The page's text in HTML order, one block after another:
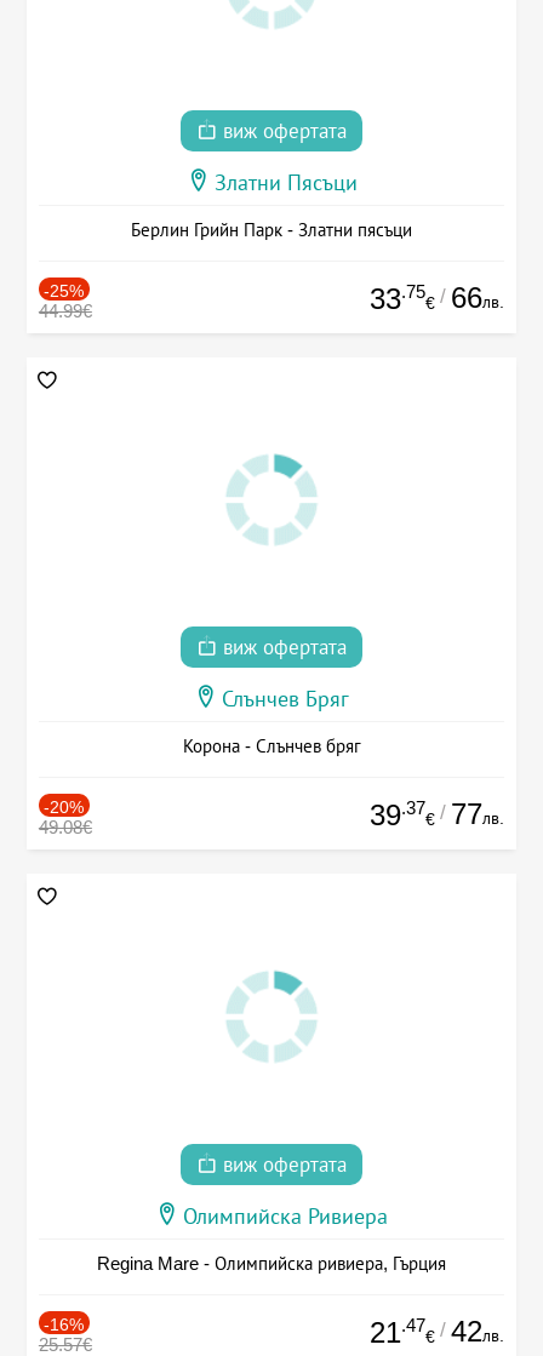
виж офертата
Златни Пясъци
Берлин Грийн Парк - Златни пясъци
-25%
44.99€ 33.75
€ / 66лв.
виж офертата
Слънчев Бряг
Корона - Слънчев бряг
-20%
49.08€ 39.37
€ / 77лв.
виж офертата
Олимпийска Ривиера
Regina Mare - Олимпийска ривиера, Гърция
-16%
25.57€ 21.47
€ / 42лв.